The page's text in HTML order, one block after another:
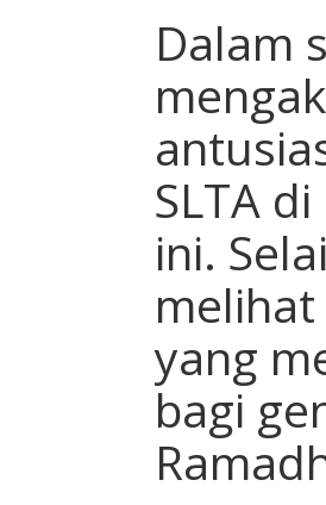
Dalam
SLTA
ini.
yang
bagi